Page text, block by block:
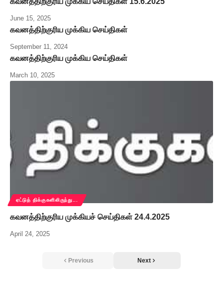
June 15, 2025
கவனத்திற்குரிய முக்கிய செய்திகள்
September 11, 2024
கவனத்திற்குரிய முக்கிய செய்திகள்
March 10, 2025
ஏட்டுத் திக்குகளிலிருந்து...
கவனத்திற்குரிய முக்கியச் செய்திகள் 24.4.2025
April 24, 2025
Previous Next